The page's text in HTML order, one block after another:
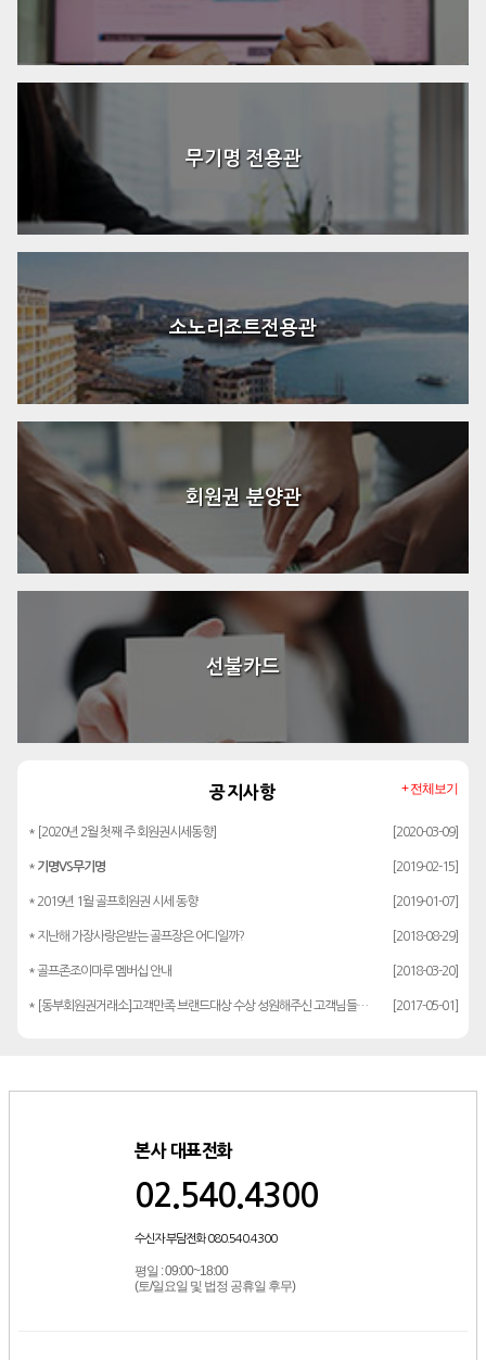
무기명 전용관
소노리조트전용관
회원권 분양관
선불카드
공지사항
* [2020년 2월 첫째 주 회원권시세동향] [2020-03-09]
* 기명VS무기명 [2019-02-15]
* 2019년 1월 골프회원권 시세 동향 [2019-01-07]
* 지난해 가장사랑은받는 골프장은 어디일까? [2018-08-29]
* 골프존조이마루 멤버십 안내 [2018-03-20]
* [동부회원권거래소]고객만족 브랜드대상 수상 성원해주신 고객님들께 감사드립… [2017-05-01]
+ 전체보기
본사 대표전화
02.540.4300
수신자 부담전화 080.540.4300
평일 : 09:00~18:00
(토/일요일 및 법정 공휴일 후무)